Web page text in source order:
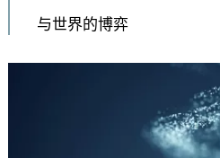
与世界的博弈